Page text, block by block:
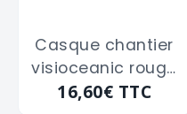
Casque chantier
visioceanic rouge
SOFOP "564516"
16,60€ TTC